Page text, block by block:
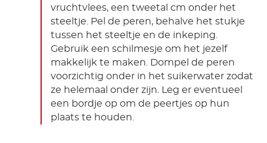
vruchtvlees, een tweetal cm onder het
steeltje. Pel de peren, behalve het stukje
tussen het steeltje en de inkeping.
Gebruik een schilmesje om het jezelf
makkelijk te maken. Dompel de peren
voorzichtig onder in het suikerwater zodat
ze helemaal onder zijn. Leg er eventueel
een bordje op om de peertjes op hun
plaats te houden.